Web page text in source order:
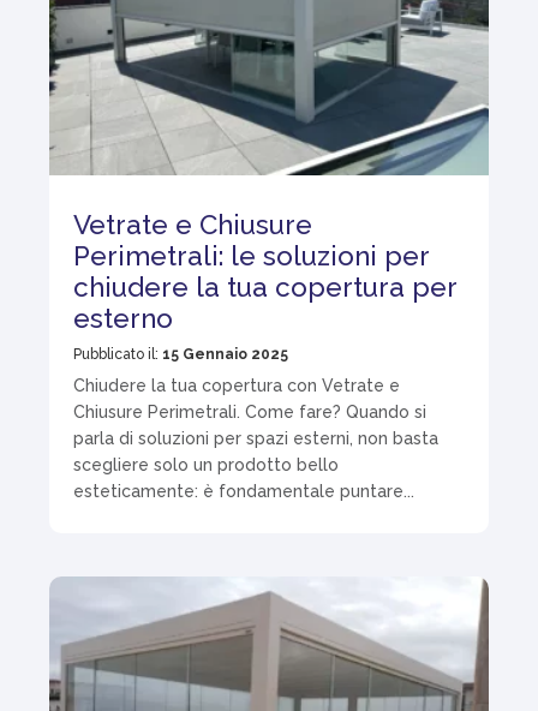
Vetrate e Chiusure
Perimetrali: le soluzioni per
chiudere la tua copertura per
esterno
Pubblicato il: 15 Gennaio 2025
Chiudere la tua copertura con Vetrate e
Chiusure Perimetrali. Come fare? Quando si
parla di soluzioni per spazi esterni, non basta
scegliere solo un prodotto bello
esteticamente: è fondamentale puntare...